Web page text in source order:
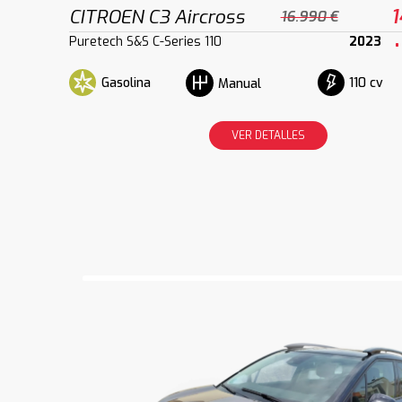
CITROEN C3 Aircross 16.990 €
Puretech S&S C-Series 110 2023
Gasolina Manual 110 cv
VER DETALLES